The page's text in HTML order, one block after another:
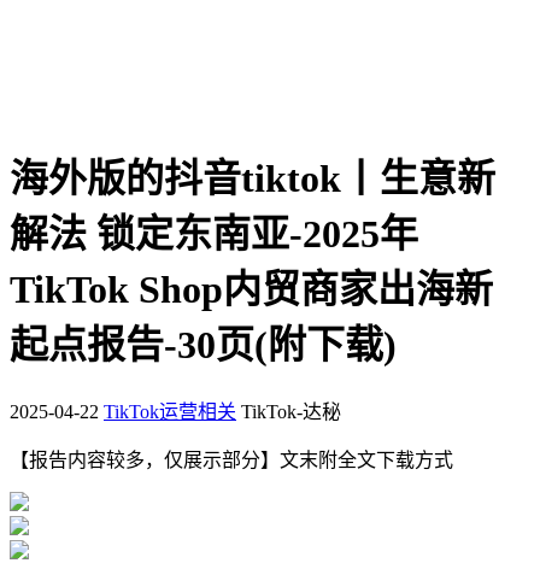
海外版的抖音tiktok丨生意新
解法 锁定东南亚-2025年
TikTok Shop内贸商家出海新
起点报告-30页(附下载)
2025-04-22 TikTok运营相关 TikTok-达秘
【报告内容较多，仅展示部分】文末附全文下载方式